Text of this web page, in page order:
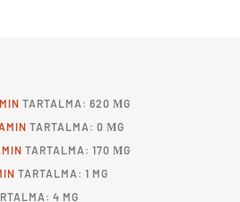
TARTALMA: 620 ΜG
TARTALMA: 0 ΜG
TARTALMA: 170 ΜG
TARTALMA: 1 MG
4 MG